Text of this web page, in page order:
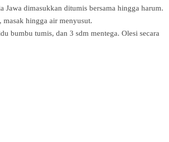
Jawa dimasukkan ditumis bersama hingga harum.
masak hingga air menyusut.
bumbu tumis, dan 3 sdm mentega. Olesi secara